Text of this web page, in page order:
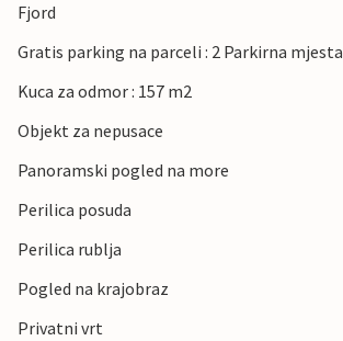
Fjord
Gratis parking na parceli : 2 Parkirna mjesta
Kuca za odmor : 157 m2
Objekt za nepusace
Panoramski pogled na more
Perilica posuda
Perilica rublja
Pogled na krajobraz
Privatni vrt